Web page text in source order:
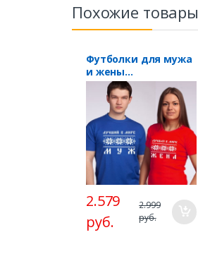
Похожие товары
Футболки для мужа
и жены
"Скандинавия"
2.579
руб.
2.999
руб.